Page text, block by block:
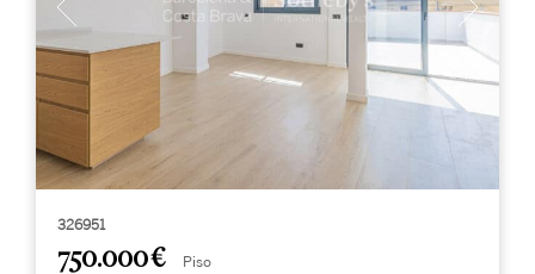
326951
750.000 € Piso